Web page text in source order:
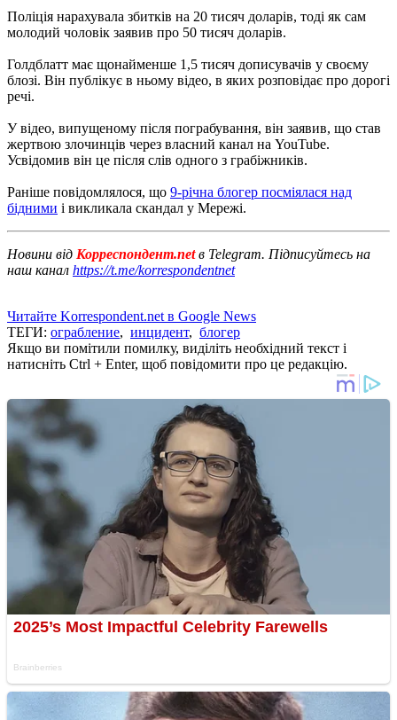
Поліція нарахувала збитків на 20 тисяч доларів, тоді як сам
молодий чоловік заявив про 50 тисяч доларів.
Голдблатт має щонайменше 1,5 тисяч дописувачів у своєму
блозі. Він публікує в ньому відео, в яких розповідає про дорогі
речі.
У відео, випущеному після пограбування, він заявив, що став
жертвою злочинців через власний канал на YouTube.
Усвідомив він це після слів одного з грабіжників.
Раніше повідомлялося, що 9-річна блогер посміялася над
бідними і викликала скандал у Мережі.
Новини від Корреспондент.netв Telegram. Підписуйтесь на
наш канал https://t.me/korrespondentnet
Читайте Korrespondent.net в Google News
ТЕГИ: ограбление, инцидент, блогер
Якщо ви помітили помилку, виділіть необхідний текст і
натисніть Ctrl + Enter, щоб повідомити про це редакцію.